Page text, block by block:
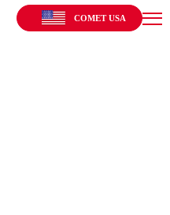
COMET USA